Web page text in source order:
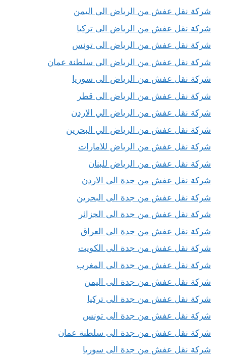
شركة نقل عفش من الرياض الى اليمن
شركة نقل عفش من الرياض الى تركيا
شركة نقل عفش من الرياض الى تونس
شركة نقل عفش من الرياض الى سلطنة عمان
شركة نقل عفش من الرياض الى سوريا
شركة نقل عفش من الرياض الى قطر
شركة نقل عفش من الرياض الي الاردن
شركة نقل عفش من الرياض الي البحرين
شركة نقل عفش من الرياض للامارات
شركة نقل عفش من الرياض للبنان
شركة نقل عفش من جدة الى الاردن
شركة نقل عفش من جدة الى البحرين
شركة نقل عفش من جدة الى الجزائر
شركة نقل عفش من جدة الى العراق
شركة نقل عفش من جدة الى الكويت
شركة نقل عفش من جدة الى المغرب
شركة نقل عفش من جدة الى اليمن
شركة نقل عفش من جدة الى تركيا
شركة نقل عفش من جدة الى تونس
شركة نقل عفش من جدة الى سلطنة عمان
شركة نقل عفش من جدة الى سوريا